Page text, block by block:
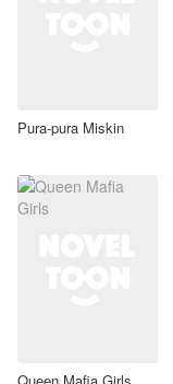
Pura-pura Miskin
Queen Mafia Girls